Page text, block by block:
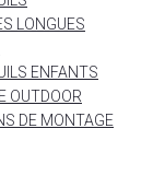
LONGUES
ENFANTS
OUTDOOR
DE MONTAGE